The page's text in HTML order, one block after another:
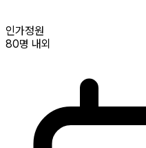
인가정원
80명 내외